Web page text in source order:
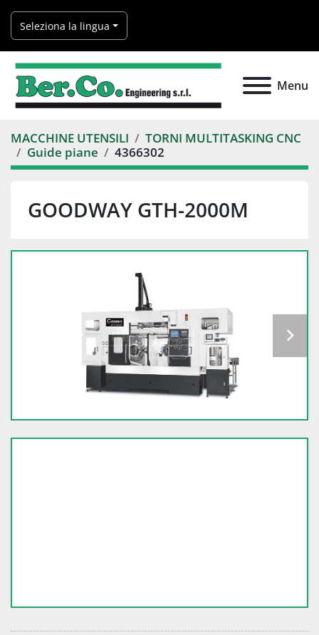
Seleziona la lingua
Menu
MACCHINE UTENSILI
TORNI MULTITASKING CNC
Guide piane
4366302
GOODWAY GTH-2000M